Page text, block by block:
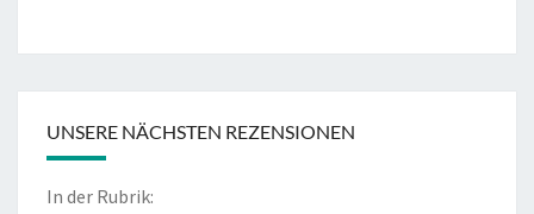
UNSERE NÄCHSTEN REZENSIONEN
In der Rubrik: